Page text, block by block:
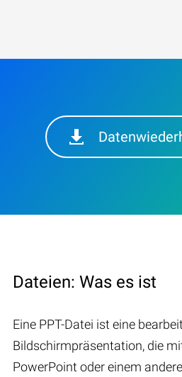
Dateien: Was es ist
Eine PPT-Datei ist eine
Bildschirmpräsentation, die
PowerPoint oder einem